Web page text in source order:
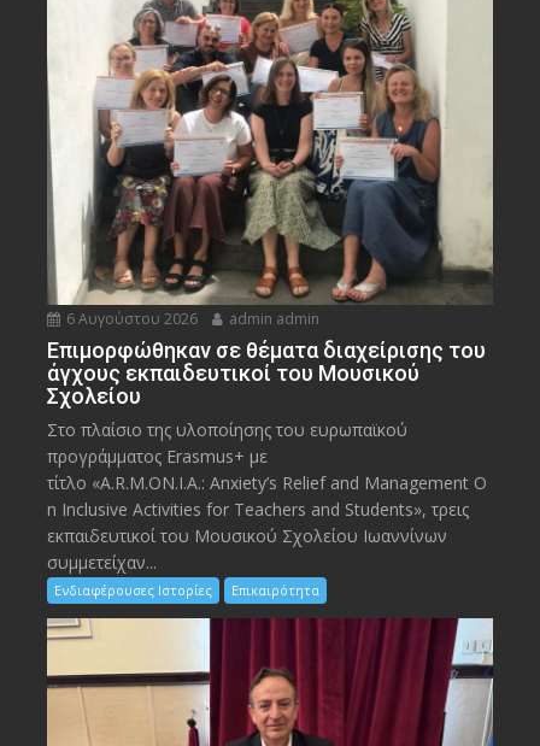
6 Αυγούστου 2026 admin admin
Eπιμορφώθηκαν σε θέματα διαχείρισης του
άγχους εκπαιδευτικοί του Μουσικού
Σχολείου
Στο πλαίσιο της υλοποίησης του ευρωπαϊκού
προγράμματος Erasmus+ με
τίτλο «A.R.M.ON.I.A.: Anxiety’s Relief and Management O
n Inclusive Activities for Teachers and Students», τρεις
εκπαιδευτικοί του Μουσικού Σχολείου Ιωαννίνων
συμμετείχαν...
Ενδιαφέρουσες Ιστορίες Επικαιρότητα